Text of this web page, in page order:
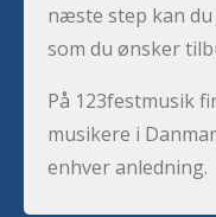
næste step kan
som du ønsker
På 123festmusik
musikere i
enhver anledning.